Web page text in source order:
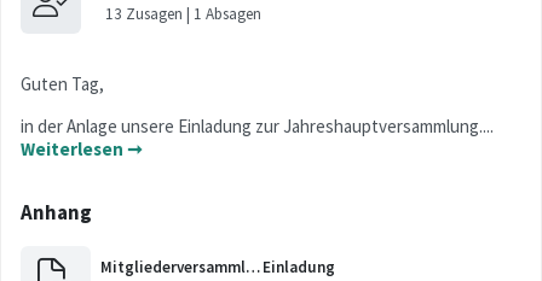
Guten Tag,
in der Anlage unsere Einladung zur Jahreshauptversammlung....
Weiterlesen ➞